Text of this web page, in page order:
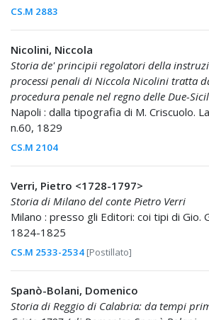
CS.M 2883
Nicolini, Niccola
Storia de' principii regolatori della
processi penali di Niccola Nicolini tratta
procedura penale nel regno delle Due-
Napoli : dalla tipografia di M. Criscuolo.
n.60, 1829
CS.M 2104
Verri, Pietro <1728-1797>
Storia di Milano del conte Pietro Verri
Milano : presso gli Editori: coi tipi di Gio.
1824-1825
CS.M 2533-2534 [Postillato]
Spanò-Bolani, Domenico
Storia di Reggio di Calabria: da tempi